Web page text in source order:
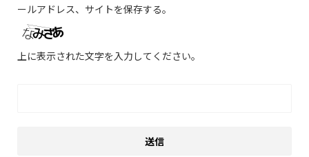
ールアドレス、サイトを保存する。
上に表示された文字を入力してください。